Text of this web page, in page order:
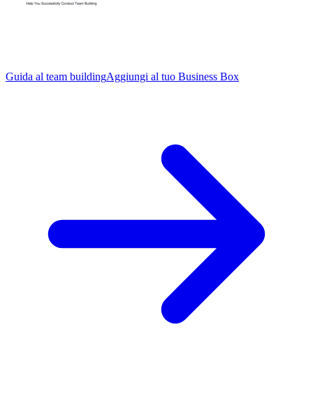
Guida al team buildingAggiungi al tuo Business Box